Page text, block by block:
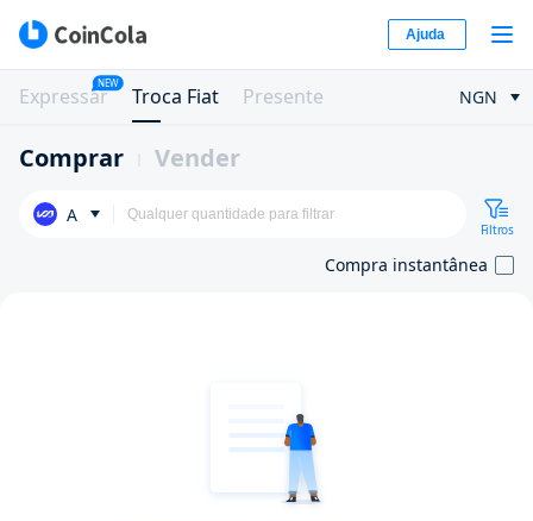
Ajuda
Expressar
NEW
Troca Fiat Presente NGN
Comprar Vender
A
Filtros
Compra instantânea